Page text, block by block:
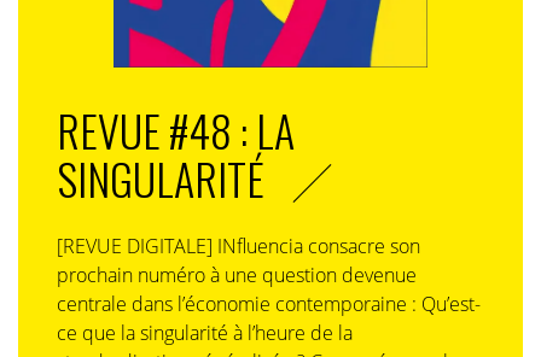
REVUE #48 : LA
SINGULARITÉ
[REVUE DIGITALE] INfluencia consacre son
prochain numéro à une question devenue
centrale dans l’économie contemporaine : Qu’est-
ce que la singularité à l’heure de la